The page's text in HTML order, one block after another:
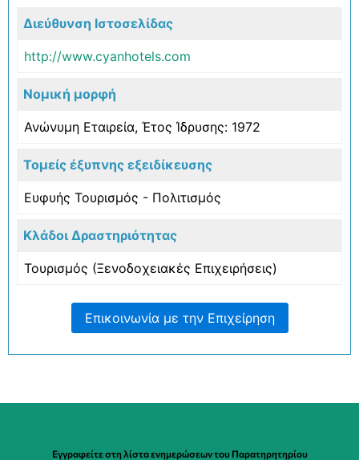
Διεύθυνση Ιστοσελίδας
http://www.cyanhotels.com
Νομική μορφή
Ανώνυμη Εταιρεία, Έτος Ίδρυσης: 1972
Τομείς έξυπνης εξειδίκευσης
Ευφυής Τουρισμός - Πολιτισμός
Κλάδοι Δραστηριότητας
Τουρισμός (Ξενοδοχειακές Επιχειρήσεις)
Επικοινωνία με την Επιχείρηση
Εγγραφείτε στη λίστα ενημερώσεων του Παρατηρητηρίου